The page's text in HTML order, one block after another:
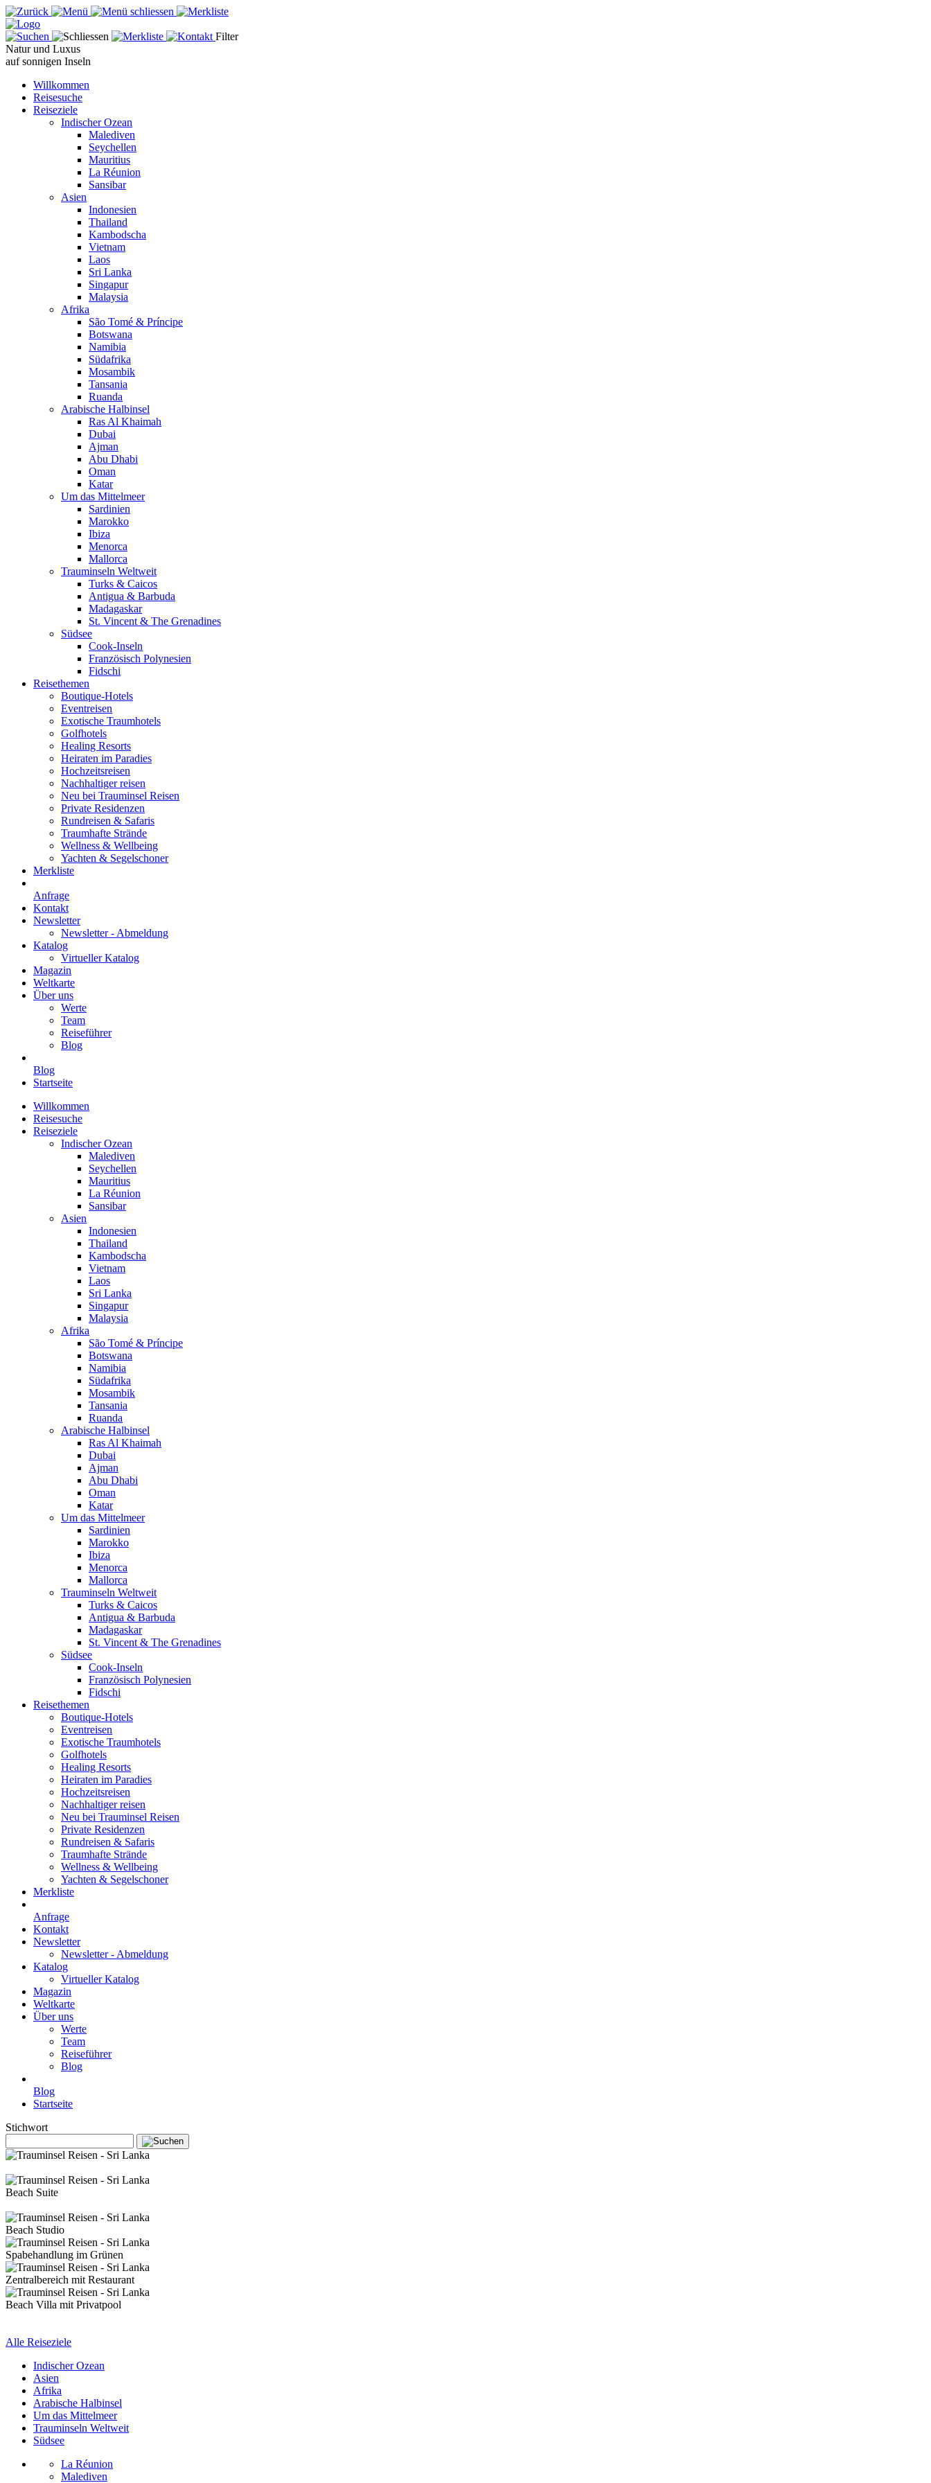
Filter
Natur und Luxus
auf sonnigen Inseln
Willkommen
Reisesuche
Reiseziele
Indischer Ozean
Malediven
Seychellen
Mauritius
La Réunion
Sansibar
Asien
Indonesien
Thailand
Kambodscha
Vietnam
Laos
Sri Lanka
Singapur
Malaysia
Afrika
São Tomé & Príncipe
Botswana
Namibia
Südafrika
Mosambik
Tansania
Ruanda
Arabische Halbinsel
Ras Al Khaimah
Dubai
Ajman
Abu Dhabi
Oman
Katar
Um das Mittelmeer
Sardinien
Marokko
Ibiza
Menorca
Mallorca
Trauminseln Weltweit
Turks & Caicos
Antigua & Barbuda
Madagaskar
St. Vincent & The Grenadines
Südsee
Cook-Inseln
Französisch Polynesien
Fidschi
Reisethemen
Boutique-Hotels
Eventreisen
Exotische Traumhotels
Golfhotels
Healing Resorts
Heiraten im Paradies
Hochzeitsreisen
Nachhaltiger reisen
Neu bei Trauminsel Reisen
Private Residenzen
Rundreisen & Safaris
Traumhafte Strände
Wellness & Wellbeing
Yachten & Segelschoner
Merkliste
Anfrage
Kontakt
Newsletter
Newsletter - Abmeldung
Katalog
Virtueller Katalog
Magazin
Weltkarte
Über uns
Werte
Team
Reiseführer
Blog
Blog
Startseite
Willkommen
Reisesuche
Reiseziele
Indischer Ozean
Malediven
Seychellen
Mauritius
La Réunion
Sansibar
Asien
Indonesien
Thailand
Kambodscha
Vietnam
Laos
Sri Lanka
Singapur
Malaysia
Afrika
São Tomé & Príncipe
Botswana
Namibia
Südafrika
Mosambik
Tansania
Ruanda
Arabische Halbinsel
Ras Al Khaimah
Dubai
Ajman
Abu Dhabi
Oman
Katar
Um das Mittelmeer
Sardinien
Marokko
Ibiza
Menorca
Mallorca
Trauminseln Weltweit
Turks & Caicos
Antigua & Barbuda
Madagaskar
St. Vincent & The Grenadines
Südsee
Cook-Inseln
Französisch Polynesien
Fidschi
Reisethemen
Boutique-Hotels
Eventreisen
Exotische Traumhotels
Golfhotels
Healing Resorts
Heiraten im Paradies
Hochzeitsreisen
Nachhaltiger reisen
Neu bei Trauminsel Reisen
Private Residenzen
Rundreisen & Safaris
Traumhafte Strände
Wellness & Wellbeing
Yachten & Segelschoner
Merkliste
Anfrage
Kontakt
Newsletter
Newsletter - Abmeldung
Katalog
Virtueller Katalog
Magazin
Weltkarte
Über uns
Werte
Team
Reiseführer
Blog
Blog
Startseite
Stichwort
Beach Suite
Beach Studio
Spabehandlung im Grünen
Zentralbereich mit Restaurant
Beach Villa mit Privatpool
Alle Reiseziele
Indischer Ozean
Asien
Afrika
Arabische Halbinsel
Um das Mittelmeer
Trauminseln Weltweit
Südsee
La Réunion
Malediven